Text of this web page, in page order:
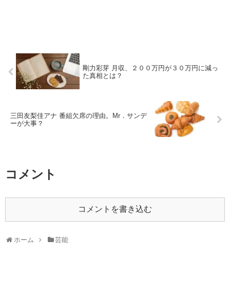
剛力彩芽 月収、２００万円が３０万円に減っ
た真相とは？
三田友梨佳アナ 番組欠席の理由。Mr．サンデ
ーが大事？
コメント
コメントを書き込む
ホーム 芸能